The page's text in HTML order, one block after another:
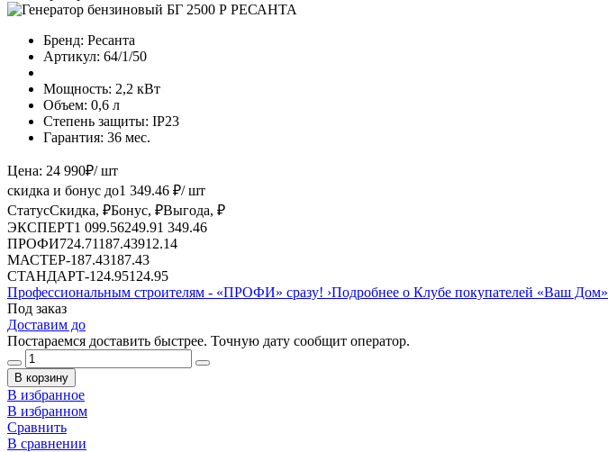
Бренд: Ресанта
Артикул: 64/1/50
Мощность: 2,2 кВт
Объем: 0,6 л
Степень защиты: IP23
Гарантия: 36 мес.
Цена: 24 990₽/ шт
скидка и бонус до1 349.46 ₽/ шт
СтатусСкидка, ₽Бонус, ₽Выгода, ₽
ЭКСПЕРТ1 099.56249.91 349.46
ПРОФИ724.71187.43912.14
МАСТЕР-187.43187.43
СТАНДАРТ-124.95124.95
Профессиональным строителям - «ПРОФИ» сразу! ›Подробнее о Клубе покупателей «Ваш Дом»
Под заказ
Доставим до
Постараемся доставить быстрее. Точную дату сообщит оператор.
В корзину
В избранное
В избранном
Сравнить
В сравнении